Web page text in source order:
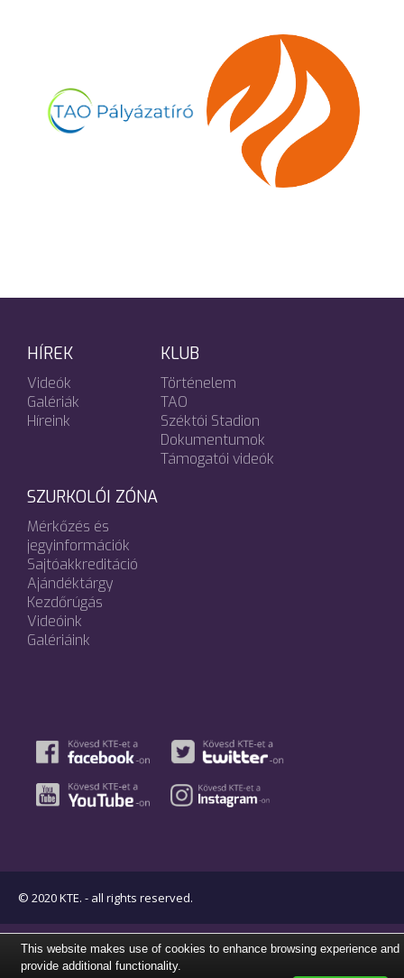
HÍREK
Videók
Galériák
Híreink
KLUB
Történelem
TAO
Széktói Stadion
Dokumentumok
Támogatói videók
SZURKOLÓI ZÓNA
Mérkőzés és
jegyinformációk
Sajtóakkreditáció
Ajándéktárgy
Kezdőrúgás
Videóink
Galériáink
© 2020 KTE. - all rights reserved.
This website makes use of cookies to enhance browsing experience and
provide additional functionality.